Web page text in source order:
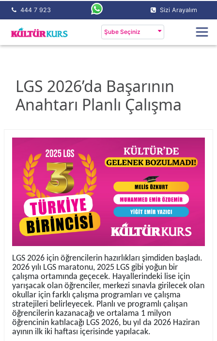
444 7 923 Sizi Arayalım
Şube Seçiniz
LGS 2026’da Başarının
Anahtarı Planlı Çalışma
LGS 2026 için öğrencilerin hazırlıkları şimdiden başladı.
2026 yılı LGS maratonu, 2025 LGS gibi yoğun bir
çalışma ortamında geçecek. Hayallerindeki lise için
yarışacak olan öğrenciler, merkezi sınavla girilecek olan
okullar için farklı çalışma programları ve çalışma
stratejileri belirleyecek. Planlı ve programlı çalışan
öğrencilerin kazanacağı ve ortalama 1 milyon
öğrencinin katılacağı LGS 2026, bu yıl da 2026 Haziran
ayının ilk iki haftası içerisinde yapılacak.